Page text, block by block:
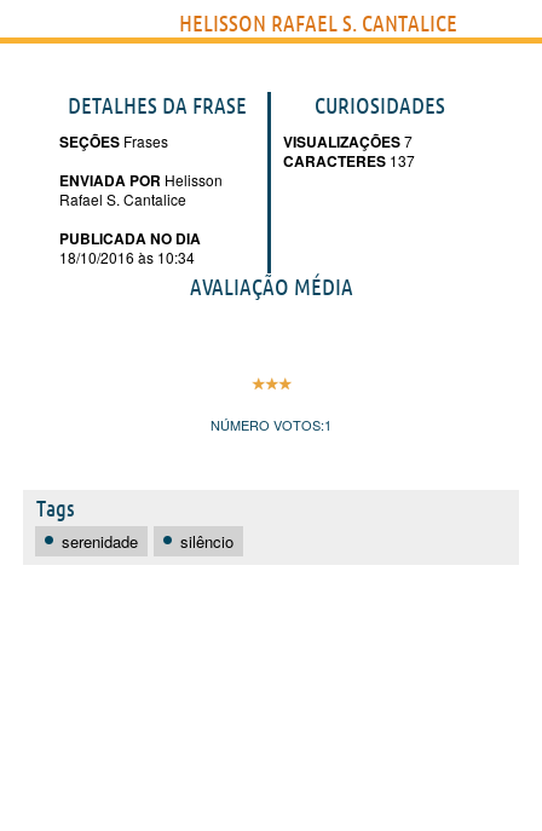
HELISSON RAFAEL S. CANTALICE
DETALHES DA FRASE
SEÇÕES Frases
ENVIADA POR Helisson
Rafael S. Cantalice
PUBLICADA NO DIA
18/10/2016 às 10:34
CURIOSIDADES
VISUALIZAÇÕES7
CARACTERES 137
AVALIAÇÃO MÉDIA
NÚMERO VOTOS:1
Tags
serenidade silêncio